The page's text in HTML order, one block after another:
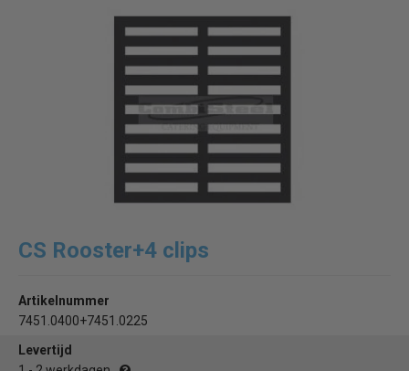
CS Rooster+4 clips
Artikelnummer
7451.0400+7451.0225
Levertijd